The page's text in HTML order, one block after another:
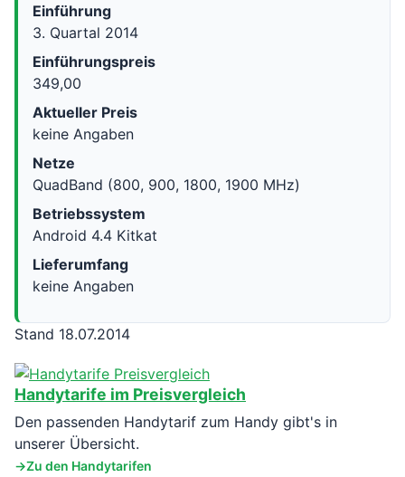
Einführung
3. Quartal 2014
Einführungspreis
349,00
Aktueller Preis
keine Angaben
Netze
QuadBand (800, 900, 1800, 1900 MHz)
Betriebssystem
Android 4.4 Kitkat
Lieferumfang
keine Angaben
Stand 18.07.2014
Handytarife im Preisvergleich
Den passenden Handytarif zum Handy gibt's in
unserer Übersicht.
Zu den Handytarifen